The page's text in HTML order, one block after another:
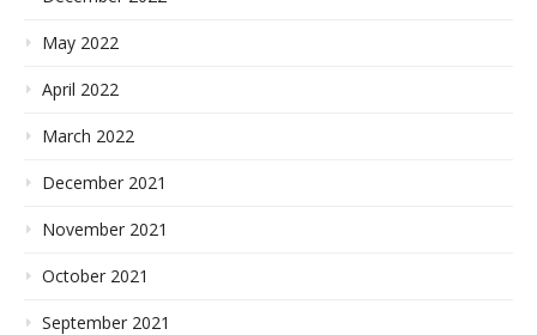
May 2022
April 2022
March 2022
December 2021
November 2021
October 2021
September 2021